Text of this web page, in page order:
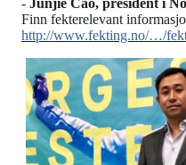
Finn fekterelevant
http://www.fekting.no/…/